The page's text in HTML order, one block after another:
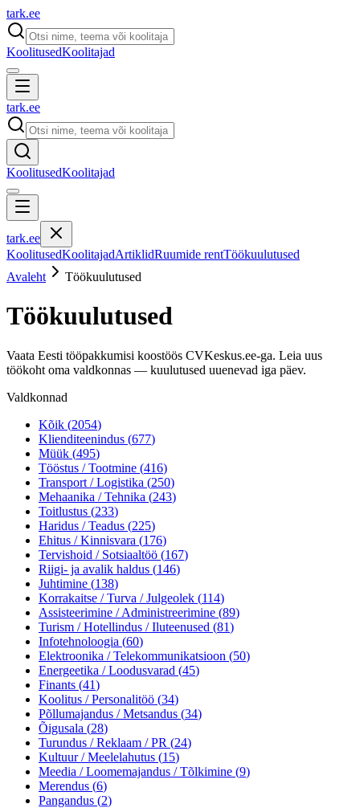
tark.ee
KoolitusedKoolitajad
tark.ee
KoolitusedKoolitajad
tark.ee
KoolitusedKoolitajadArtiklidRuumide rentTöökuulutused
Avaleht
Töökuulutused
Töökuulutused
Vaata Eesti tööpakkumisi koostöös CVKeskus.ee-ga. Leia uus
töökoht oma valdkonnas — kuulutused uuenevad iga päev.
Valdkonnad
Kõik (2054)
Klienditeenindus (677)
Müük (495)
Tööstus / Tootmine (416)
Transport / Logistika (250)
Mehaanika / Tehnika (243)
Toitlustus (233)
Haridus / Teadus (225)
Ehitus / Kinnisvara (176)
Tervishoid / Sotsiaaltöö (167)
Riigi- ja avalik haldus (146)
Juhtimine (138)
Korrakaitse / Turva / Julgeolek (114)
Assisteerimine / Administreerimine (89)
Turism / Hotellindus / Iluteenused (81)
Infotehnoloogia (60)
Elektroonika / Telekommunikatsioon (50)
Energeetika / Loodusvarad (45)
Finants (41)
Koolitus / Personalitöö (34)
Põllumajandus / Metsandus (34)
Õigusala (28)
Turundus / Reklaam / PR (24)
Kultuur / Meelelahutus (15)
Meedia / Loomemajandus / Tõlkimine (9)
Merendus (6)
Pangandus (2)